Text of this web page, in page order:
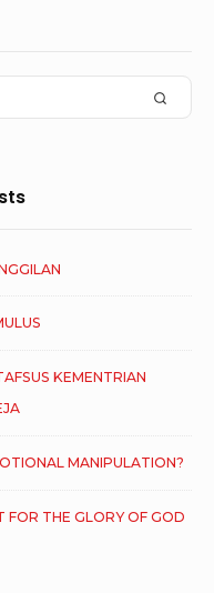
KEMENTRIAN
MANIPULATION?
THE GLORY OF GOD